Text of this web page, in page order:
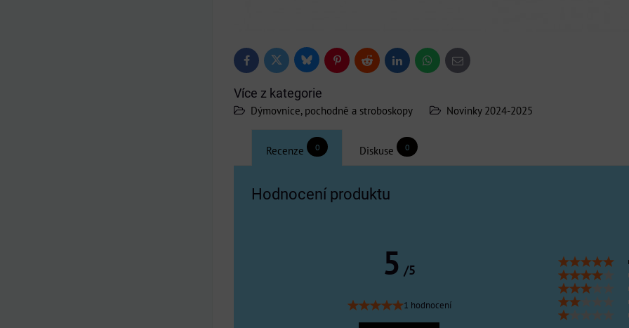
FacebookTwitter BlueskyPinterestReddit LinkedInWhatsApp
E-
mail
Více z kategorie
Dýmovnice, pochodně a stroboskopy Novinky 2024-2025
Recenze 0 Diskuse 0
Hodnocení produktu
5 /5
1 hodnocení